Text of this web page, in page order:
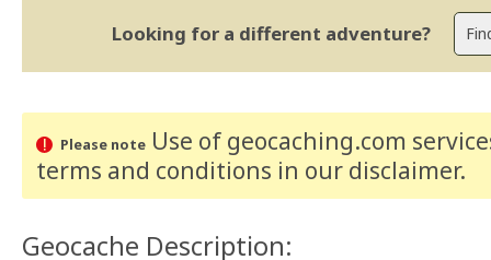
Looking for a different adventure?
Please noteUse of geocaching.com
terms and conditions in our disclaimer.
Geocache Description: